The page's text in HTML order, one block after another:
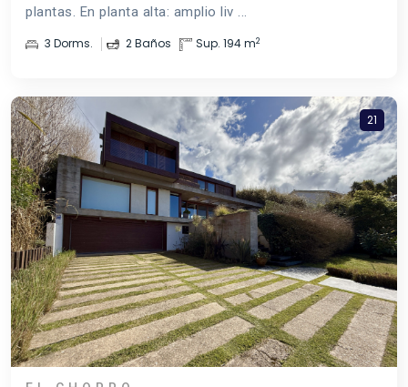
plantas. En planta alta: amplio liv ...
3 Dorms. 2 Baños Sup. 194 m2
21